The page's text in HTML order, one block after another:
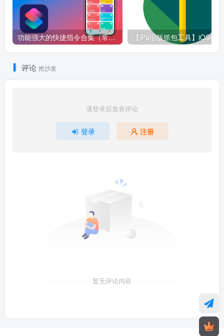
功能强大的快捷指令合集（常用）
评论 抢沙发
请登录后发表评论
登录 注册
暂无评论内容